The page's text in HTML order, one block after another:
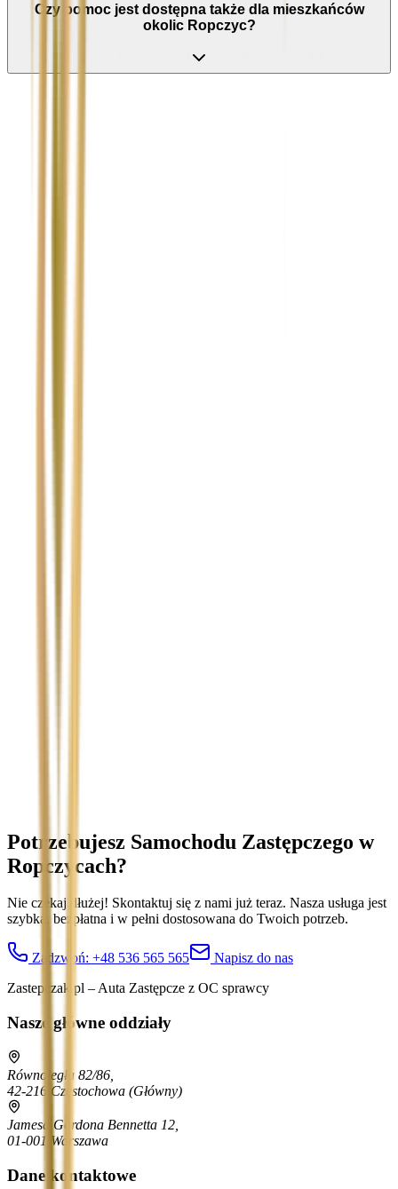
Czy pomoc jest dostępna także dla mieszkańców
okolic Ropczyc?
Potrzebujesz Samochodu Zastępczego w
Ropczycach?
Nie czekaj dłużej! Skontaktuj się z nami już teraz. Nasza usługa jest
szybka, bezpłatna i w pełni dostosowana do Twoich potrzeb.
Zadzwoń: +48 536 565 565
Napisz do nas
Zastepczak.pl – Auta Zastępcze z OC sprawcy
Nasze główne oddziały
Równoległa 82/86,
42-216 Częstochowa (Główny)
Jamesa Gordona Bennetta 12,
01-001 Warszawa
Dane kontaktowe